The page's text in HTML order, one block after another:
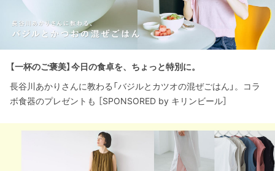
【一杯のご褒美】今日の食卓を、ちょっと特別に。
長谷川あかりさんに教わる「バジルとカツオの混ぜごはん」。コラ
ボ食器のプレゼントも ［SPONSORED by キリンビール］